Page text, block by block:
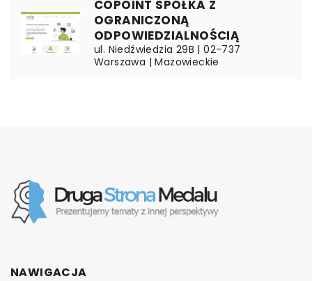
COPOINT SPÓŁKA Z
OGRANICZONĄ
ODPOWIEDZIALNOŚCIĄ
ul. Niedźwiedzia 29B | 02-737
Warszawa | Mazowieckie
NAWIGACJA